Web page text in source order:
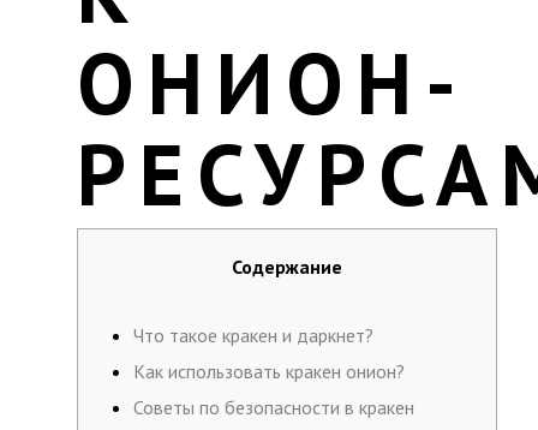
ОНИОН-
Содержание
Что такое кракен и даркнет?
Как использовать кракен онион?
Советы по безопасности в кракен